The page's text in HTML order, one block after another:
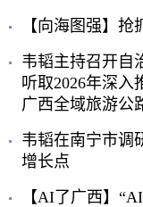
【向海图强】
韦韬主持召开自
听取2026年深
广西全域旅游公
韦韬在南宁市调
增长点
【AI了广西】